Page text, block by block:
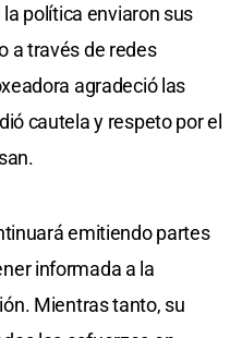
política enviaron sus
a través de redes
agradeció las
cautela y respeto por el
emitiendo partes
informada a la
Mientras tanto, su